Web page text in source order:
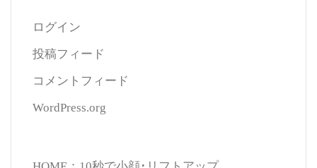
ログイン
投稿フィード
コメントフィード
WordPress.org